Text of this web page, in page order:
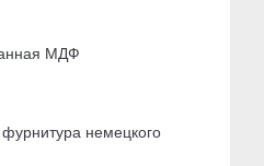
МДФ
немецкого